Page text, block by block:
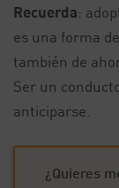
Recuerda:
es una forma
también de
Ser un
anticiparse.
¿Quieres